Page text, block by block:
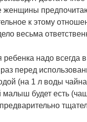
женщины
к этому
весьма
ребенка надо всегда
перед
(на 1 л воды
малыш будет есть